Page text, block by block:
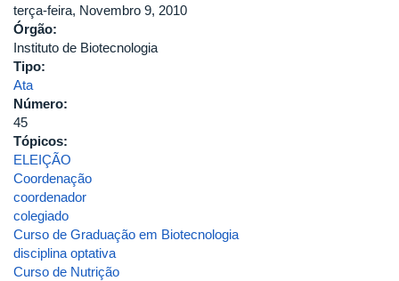
terça-feira, Novembro 9, 2010
Órgão:
Instituto de Biotecnologia
Tipo:
Ata
Número:
45
Tópicos:
ELEIÇÃO
Coordenação
coordenador
colegiado
Curso de Graduação em Biotecnologia
disciplina optativa
Curso de Nutrição